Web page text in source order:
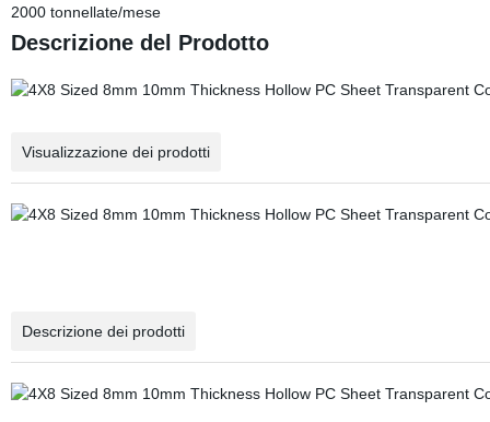
2000 tonnellate/mese
Descrizione del Prodotto
Visualizzazione dei prodotti
Descrizione dei prodotti